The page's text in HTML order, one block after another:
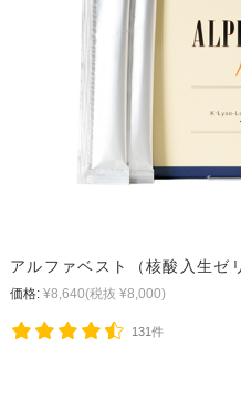
アルファベスト（核酸入生ゼ
価格: ¥8,640(税抜 ¥8,000)
131件